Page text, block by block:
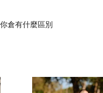
倉有什麼區別